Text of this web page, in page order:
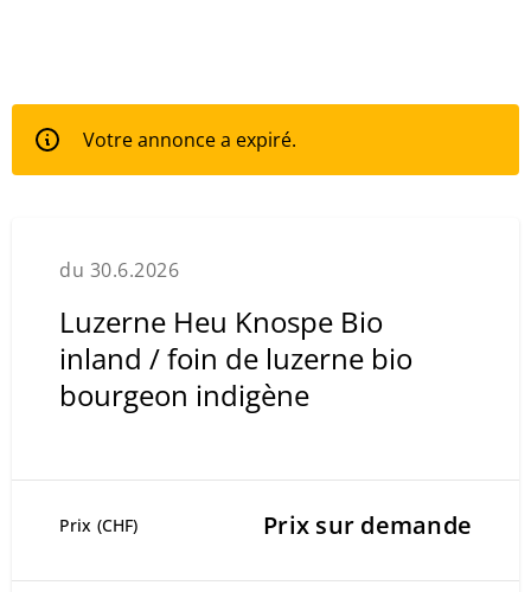
Votre annonce a expiré.
du 30.6.2026
Luzerne Heu Knospe Bio
inland / foin de luzerne bio
bourgeon indigène
Prix (CHF) Prix sur demande